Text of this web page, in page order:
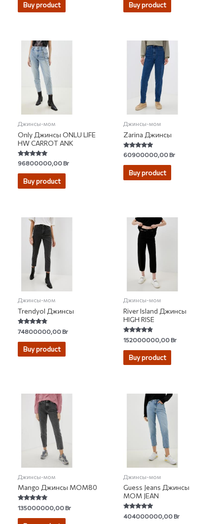
Buy product Buy product
Джинсы-мом
Only Джинсы ONLU LIFE
HW CARROT ANK
Rated
4.93
out of 5
96800000,00Br
Buy product
Джинсы-мом
Zarina Джинсы
Rated
5.00
out of 5
60900000,00Br
Buy product
Джинсы-мом
Trendyol Джинсы
Rated
4.57
out of 5
74800000,00Br
Buy product
Джинсы-мом
River Island Джинсы
HIGH RISE
Rated
4.56
out of 5
152000000,00Br
Buy product
Джинсы-мом
Mango Джинсы MOM80
Rated
4.80
out of 5
135000000,00Br
Джинсы-мом
Guess Jeans Джинсы
MOM JEAN
Rated
4.75
404000000,00Br